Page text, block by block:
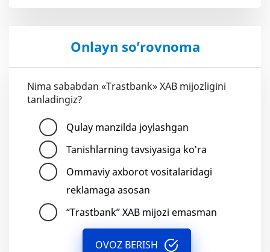
Onlayn so’rovnoma
Nima sababdan «Trastbank» XAB mijozligini
tanladingiz?
Qulay manzilda joylashgan
Tanishlarning tavsiyasiga ko'ra
Ommaviy axborot vositalaridagi
reklamaga asosan
“Trastbank” XAB mijozi emasman
OVOZ BERISH